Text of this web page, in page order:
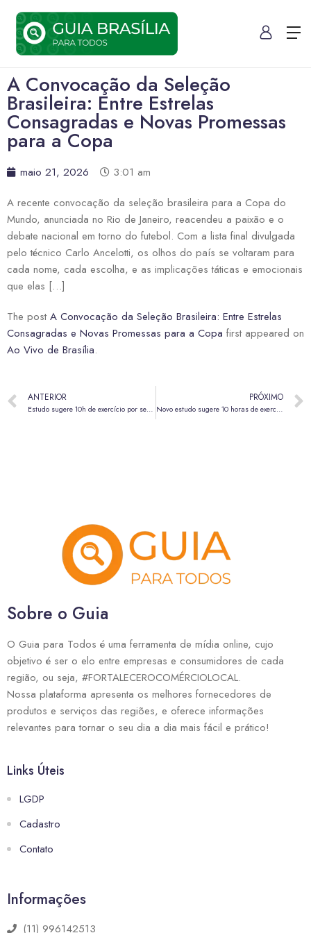
A Convocação da Seleção
Brasileira: Entre Estrelas
Consagradas e Novas Promessas
para a Copa
maio 21, 2026
3:01 am
A recente convocação da seleção brasileira para a Copa do
Mundo, anunciada no Rio de Janeiro, reacendeu a paixão e o
debate nacional em torno do futebol. Com a lista final divulgada
pelo técnico Carlo Ancelotti, os olhos do país se voltaram para
cada nome, cada escolha, e as implicações táticas e emocionais
que elas […]
The post A Convocação da Seleção Brasileira: Entre Estrelas
Consagradas e Novas Promessas para a Copa first appeared on
Ao Vivo de Brasília.
ANTERIOR
Estudo sugere 10h de exercício por semana para melhorar saúde cardíaca
PRÓXIMO
Novo estudo sugere 10 horas de exercício semanal para proteger o coração
Sobre o Guia
O Guia para Todos é uma ferramenta de mídia online, cujo
objetivo é ser o elo entre empresas e consumidores de cada
região, ou seja, #FORTALECEROCOMÉRCIOLOCAL.
Nossa plataforma apresenta os melhores fornecedores de
produtos e serviços das regiões, e oferece informações
relevantes para tornar o seu dia a dia mais fácil e prático!
Links Úteis
LGDP
Cadastro
Contato
Informações
(11) 996142513